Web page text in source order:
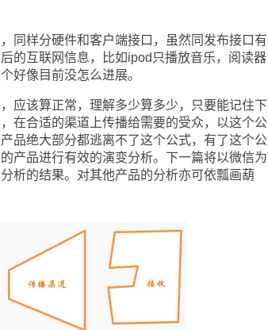
样分硬件和客户端接口，虽然同发布接口有
的互联网信息，比如ipod只播放音乐，阅读器
好像目前没怎么进展。
该算正常，理解多少算多少，只要能记住下
在合适的渠道上传播给需要的受众，以这个公
品绝大部分都逃离不了这个公式，有了这个公
产品进行有效的演变分析。下一篇将以微信为
析的结果。对其他产品的分析亦可依瓢画葫